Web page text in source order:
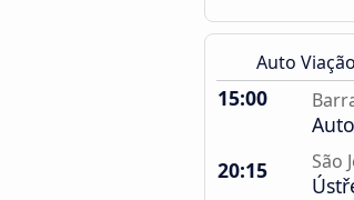
Auto
15:00
20:15
São